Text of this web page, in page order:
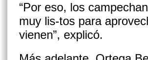
“Por eso, los
muy lis-tos para
vienen”, explicó.